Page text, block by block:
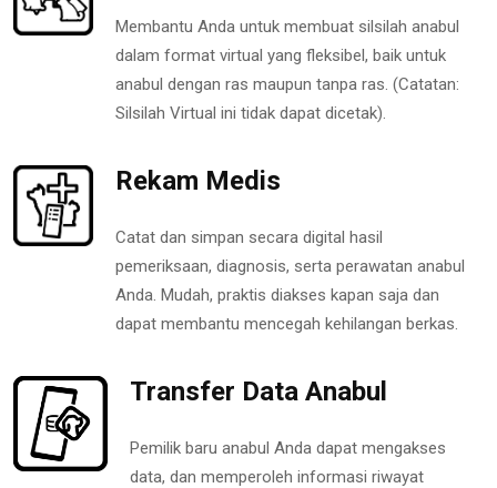
Membantu Anda untuk membuat silsilah anabul
dalam format virtual yang fleksibel, baik untuk
anabul dengan ras maupun tanpa ras. (Catatan:
Silsilah Virtual ini tidak dapat dicetak).
Rekam Medis
Catat dan simpan secara digital hasil
pemeriksaan, diagnosis, serta perawatan anabul
Anda. Mudah, praktis diakses kapan saja dan
dapat membantu mencegah kehilangan berkas.
Transfer Data Anabul
Pemilik baru anabul Anda dapat mengakses
data, dan memperoleh informasi riwayat